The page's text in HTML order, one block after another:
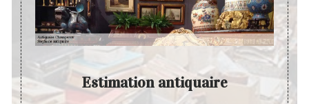
Estimation antiquaire